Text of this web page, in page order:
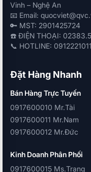
Vinh – Nghệ An
📧 Email:
🔑 MST: 2901425724
☎️ ĐIỆN THOẠI:
📞 HOTLINE:
Đặt Hàng Nhanh
Bán Hàng Trực Tuyến
0917600010 Mr.Tài
0917600011 Mr.Nam
0917600012 Mr.Đức
Kinh Doanh Phân Phối
0917600015 Ms.Trang